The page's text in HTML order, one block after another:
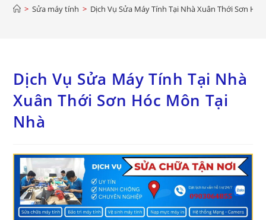
> Sửa máy tính > Dịch Vụ Sửa Máy Tính Tại Nhà Xuân Thới Sơn
Dịch Vụ Sửa Máy Tính Tại Nhà
Xuân Thới Sơn Hóc Môn Tại
Nhà